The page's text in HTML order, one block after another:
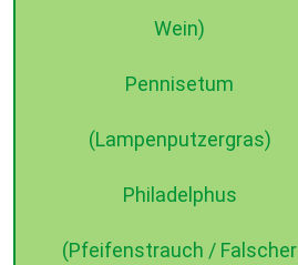
Wein)
Pennisetum
(Lampenputzergras)
Philadelphus
(Pfeifenstrauch / Falscher